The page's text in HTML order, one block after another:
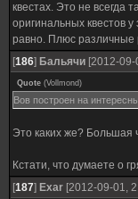
квестах. Это не всегда
оригинальных квестов
равно. Плюс различные
[186] Бальячи [2012-
Quote (Vollmond)
Вов построен на
Это каких же? Большая
Кстати, что думаете о
[187] Exar [2012-09-01,